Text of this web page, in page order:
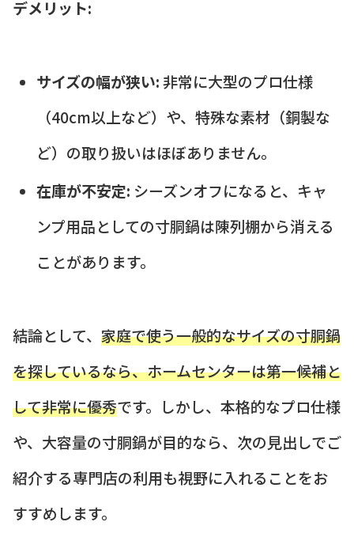
デメリット:
サイズの幅が狭い:非常に大型のプロ仕様
（40cm以上など）や、特殊な素材（銅製な
ど）の取り扱いはほぼありません。
在庫が不安定: シーズンオフになると、キャ
ンプ用品としての寸胴鍋は陳列棚から消える
ことがあります。
結論として、 家庭で使う一般的なサイズの寸胴鍋
を探しているなら、ホームセンターは第一候補と
して非常に優秀です。しかし、本格的なプロ仕様
や、大容量の寸胴鍋が目的なら、次の見出しでご
紹介する専門店の利用も視野に入れることをお
すすめします。